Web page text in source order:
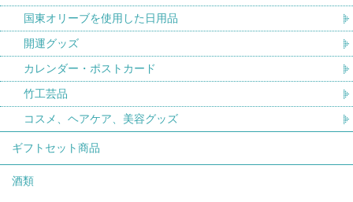
国東オリーブを使用した日用品
開運グッズ
カレンダー・ポストカード
竹工芸品
コスメ、ヘアケア、美容グッズ
ギフトセット商品
酒類